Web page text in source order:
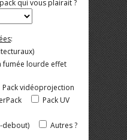
qui vous plairait ?
:
fumée lourde effet
Pack vidéoprojection
Pack UV
debout)
Autres ?